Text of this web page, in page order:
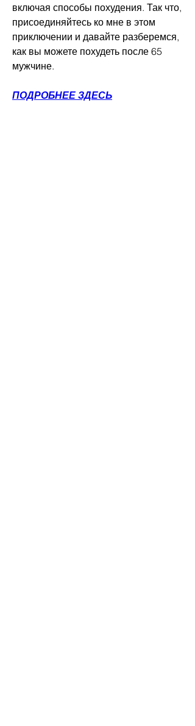
включая способы похудения. Так что,
присоединяйтесь ко мне в этом
приключении и давайте разберемся,
как вы можете похудеть после 65
мужчине.
ПОДРОБНЕЕ ЗДЕСЬ